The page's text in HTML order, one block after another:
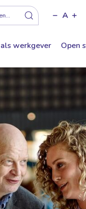
A
werkgever Open